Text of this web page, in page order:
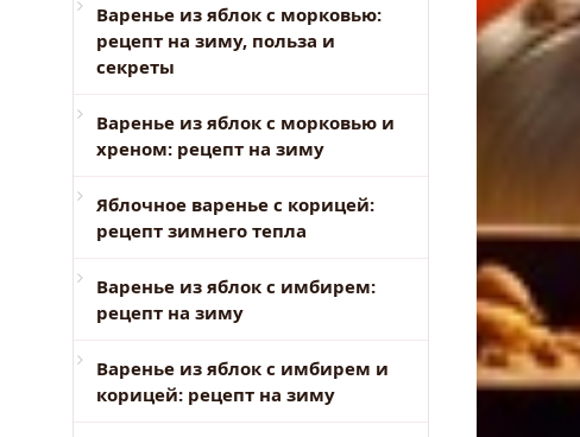
Варенье из яблок с морковью:
рецепт на зиму, польза и
секреты
Варенье из яблок с морковью и
хреном: рецепт на зиму
Яблочное варенье с корицей:
рецепт зимнего тепла
Варенье из яблок с имбирем:
рецепт на зиму
Варенье из яблок с имбирем и
корицей: рецепт на зиму